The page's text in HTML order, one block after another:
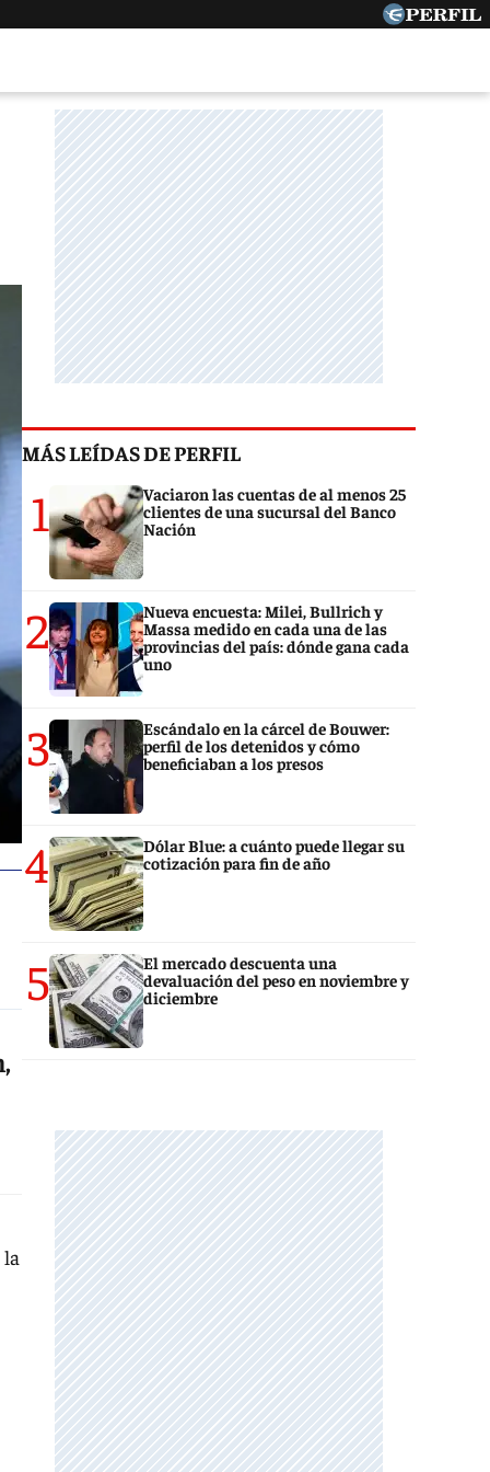
la
MÁS LEÍDAS DE PERFIL
1
Vaciaron las cuentas de al menos 25
clientes de una sucursal del Banco
Nación
2
Nueva encuesta: Milei, Bullrich y
Massa medido en cada una de las
provincias del país: dónde gana cada
uno
3
Escándalo en la cárcel de Bouwer:
perfil de los detenidos y cómo
beneficiaban a los presos
4
Dólar Blue: a cuánto puede llegar su
cotización para fin de año
5
El mercado descuenta una
devaluación del peso en noviembre y
diciembre